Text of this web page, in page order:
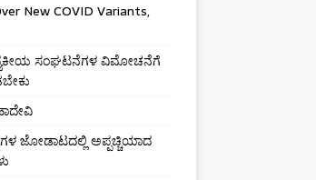
New COVID Variants,
ಸಂಘಟನೆಗಳ ವಿಮೋಚನೆಗೆ
ಜೋಡಾಟದಲ್ಲಿ ಅಪ್ಪಚ್ಚಿಯಾದ